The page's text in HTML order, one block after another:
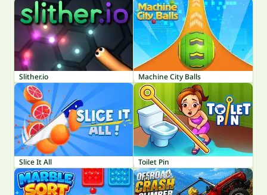
Slither.io Machine City Balls
Slice It All Toilet Pin